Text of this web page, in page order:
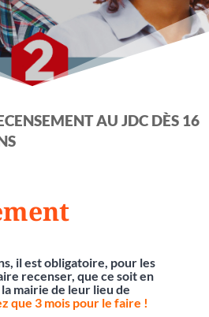
AU JDC DÈS 16
il est obligatoire, pour les
recenser, que ce soit en
mairie de leur lieu de
que 3 mois pour le faire !